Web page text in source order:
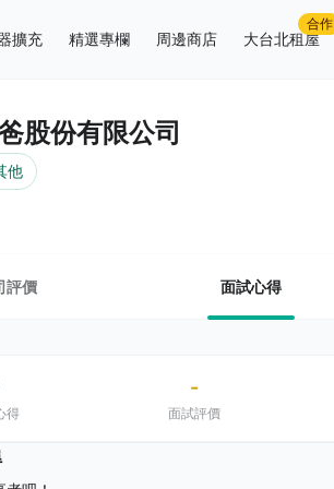
擴充 精選專欄 周邊商店 大台北租屋
合作
股份有限公司
他
評價 面試心得
得
-
面試評價